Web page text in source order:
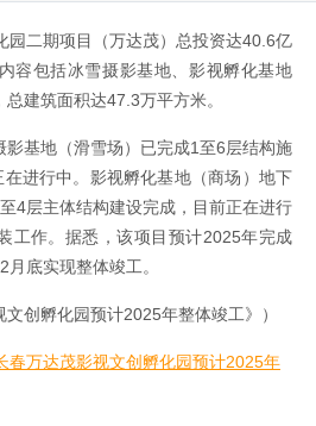
园二期项目（万达茂）总投资达40.6亿
容包括冰雪摄影基地、影视孵化基地
总建筑面积达47.3万平方米。
基地（滑雪场）已完成1至6层结构施
进行中。影视孵化基地（商场）地下
4层主体结构建设完成，目前正在进行
工作。据悉，该项目预计2025年完成
底实现整体竣工。
文创孵化园预计2025年整体竣工》）
春万达茂影视文创孵化园预计2025年